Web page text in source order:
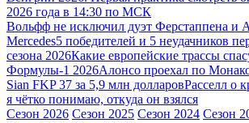
2026 года в 14:30 по МСК
Вольфф не исключил дуэт Ферстаппена и
Mercedes5 победителей и 5 неудачников
сезона 2026Какие европейские трассы
Формулы-1 2026Алонсо проехал по
Sian FKP 37 за 5,9 млн долларовРасселл о
я чётко понимаю, откуда он взялся
Сезон 2026 Сезон 2025 Сезон 2024 Сезон